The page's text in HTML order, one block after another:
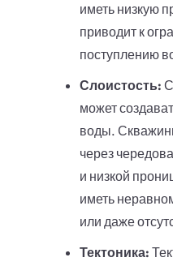
иметь низкую
приводит к
поступлению
Слоистость:
может
воды.
через
и низкой
иметь
или даже
Тектоника: